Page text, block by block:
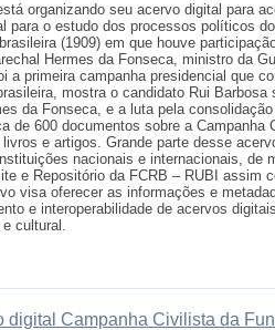
organizando seu acervo digital para
para o estudo dos processos políticos
(1909) em que houve
Hermes da Fonseca, ministro da
a primeira campanha presidencial que
mostra o candidato Rui Barbosa
da Fonseca, e a luta pela
de 600 documentos sobre a
e artigos. Grande parte desse
nacionais e internacionais, de
e Repositório da FCRB – RUBI assim
visa oferecer as informações e
e interoperabilidade de acervos
cultural.
digital Campanha Civilista da